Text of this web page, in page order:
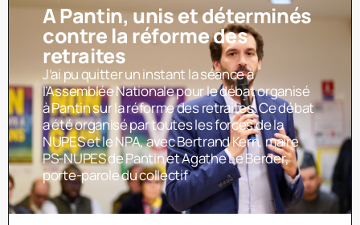
A Pantin, unis et déterminés
contre la réforme des
retraites
J’ai pu quitter un instant la séance à
l’Assemblée Nationale pour le débat organisé
à Pantin sur la réforme des retraites. Ce débat
a été organisé par toutes les forces de la
NUPES et le NPA, avec Bertrand Kern, maire
PS-NUPES de Pantin et Agathe Le Berder,
porte-parole du collectif